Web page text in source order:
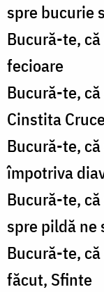
spre bucurie
Bucură-te,
fecioare
Bucură-te,
Cinstita
Bucură-te,
împotriva
Bucură-te,
spre pildă ne
Bucură-te,
făcut, Sfinte